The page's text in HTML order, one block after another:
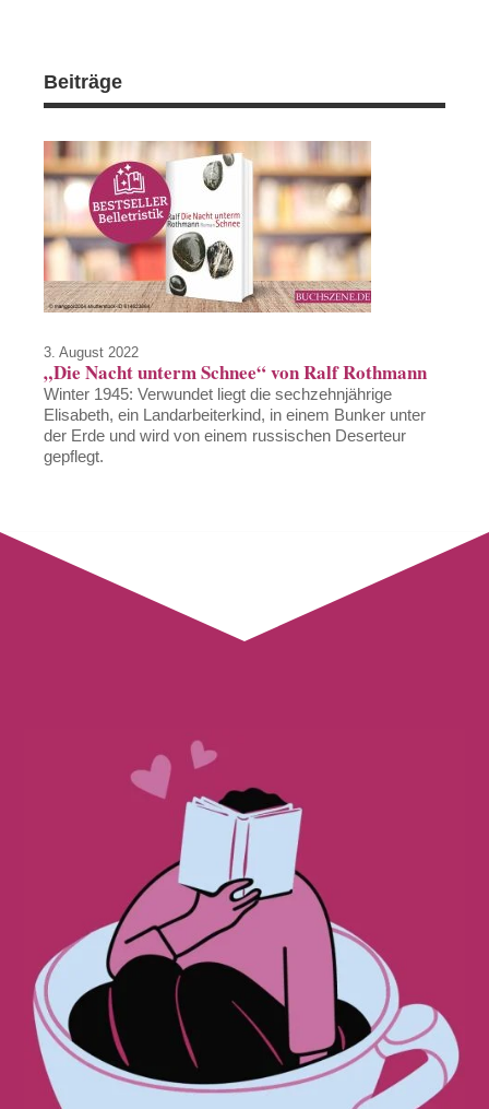
Beiträge
3. August 2022
„Die Nacht unterm Schnee“ von Ralf Rothmann
Winter 1945: Verwundet liegt die sechzehnjährige
Elisabeth, ein Landarbeiterkind, in einem Bunker unter
der Erde und wird von einem russischen Deserteur
gepflegt.